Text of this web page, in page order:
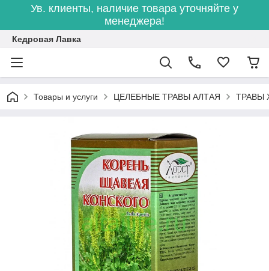
Ув. клиенты, наличие товара уточняйте у
менеджера!
Кедровая Лавка
Товары и услуги ЦЕЛЕБНЫЕ ТРАВЫ АЛТАЯ ТРАВЫ